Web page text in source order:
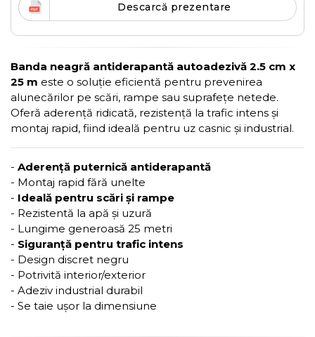
Descarcă prezentare
Banda neagră antiderapantă autoadezivă 2.5 cm x
25 m este o soluție eficientă pentru prevenirea
alunecărilor pe scări, rampe sau suprafețe netede.
Oferă aderență ridicată, rezistență la trafic intens și
montaj rapid, fiind ideală pentru uz casnic și industrial.
- Aderență puternică antiderapantă
- Montaj rapid fără unelte
- Ideală pentru scări și rampe
- Rezistentă la apă și uzură
- Lungime generoasă 25 metri
- Siguranță pentru trafic intens
- Design discret negru
- Potrivită interior/exterior
- Adeziv industrial durabil
- Se taie ușor la dimensiune